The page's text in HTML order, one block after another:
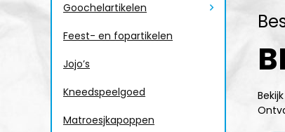
Goochelartikelen
Feest- en fopartikelen
Jojo’s
Kneedspeelgoed
Matroesjkapoppen